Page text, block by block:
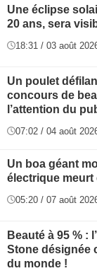
Une éclipse
20 ans, sera
18:31 / 03 août
Un poulet
concours de
l’attention du
07:02 / 04 août
Un boa géant
électrique meurt
05:20 / 07 août
Beauté à 95 % :
Stone désignée
du monde !